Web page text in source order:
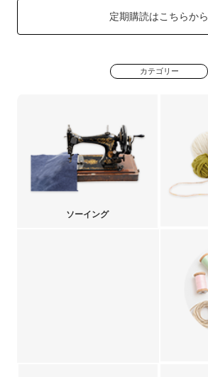
定期購読はこちらから
カテゴリー
ソーイング